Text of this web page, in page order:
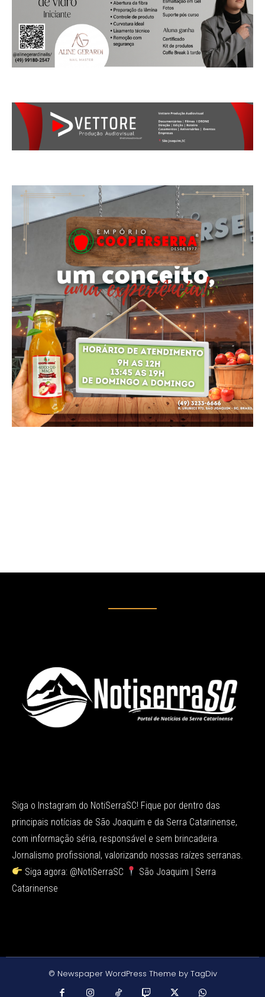
Siga o Instagram do NotiSerraSC! Fique por dentro das
principais notícias de São Joaquim e da Serra Catarinense,
com informação séria, responsável e sem brincadeira.
Jornalismo profissional, valorizando nossas raízes serranas.
Siga agora: @NotiSerraSC
São Joaquim | Serra
Catarinense
© Newspaper WordPress Theme by TagDiv